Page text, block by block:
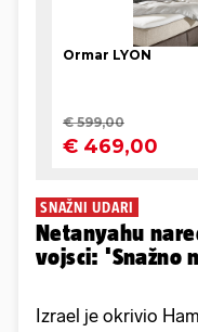
SNAŽNI UDARI
Netanyahu
vojsci: 'Snažno
Izrael je okrivio